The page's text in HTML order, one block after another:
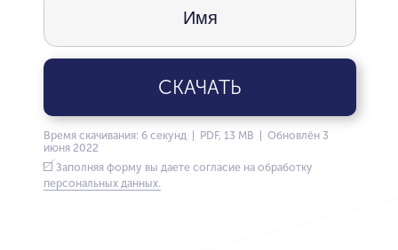
СКАЧАТЬ
Время скачивания: 6 секунд | PDF, 13 MB | Обновлён 3
июня 2022
Заполняя форму вы даете согласие на обработку
персональных данных.